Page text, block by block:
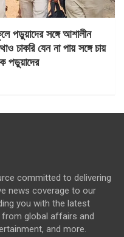
সঙ্গে আশালীন
চাকরি যেন না পায় সঙ্গে চায়
পড়ুয়াদের
committed to delivering
news coverage to our
you with the latest
global affairs and
and more.